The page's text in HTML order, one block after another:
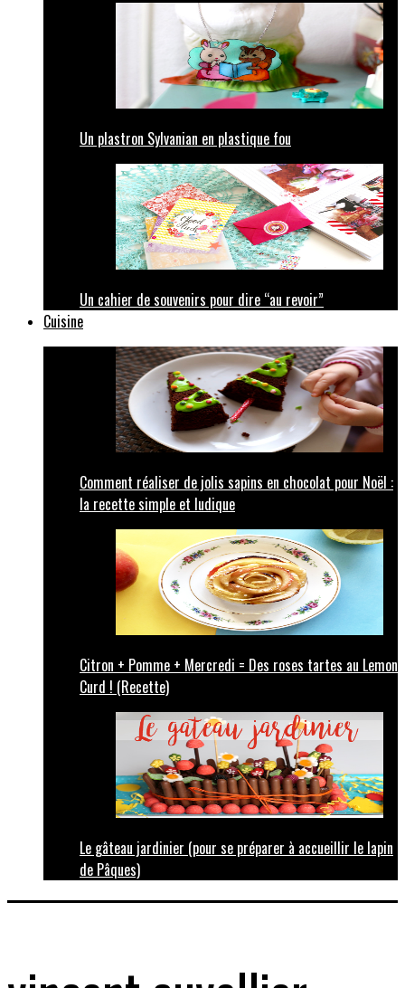
Un plastron Sylvanian en plastique fou
Un cahier de souvenirs pour dire “au revoir”
Cuisine
Comment réaliser de jolis sapins en chocolat pour Noël :
la recette simple et ludique
Citron + Pomme + Mercredi = Des roses tartes au Lemon
Curd ! (Recette)
Le gâteau jardinier (pour se préparer à accueillir le lapin
de Pâques)